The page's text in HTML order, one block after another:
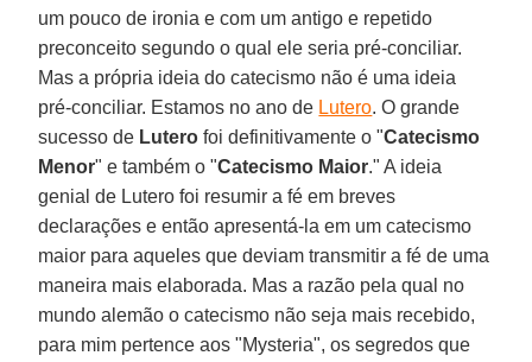
um pouco de ironia e com um antigo e repetido
preconceito segundo o qual ele seria pré-conciliar.
Mas a própria ideia do catecismo não é uma ideia
pré-conciliar. Estamos no ano de Lutero. O grande
sucesso de Lutero foi definitivamente o "Catecismo
Menor" e também o "Catecismo Maior." A ideia
genial de Lutero foi resumir a fé em breves
declarações e então apresentá-la em um catecismo
maior para aqueles que deviam transmitir a fé de uma
maneira mais elaborada. Mas a razão pela qual no
mundo alemão o catecismo não seja mais recebido,
para mim pertence aos "Mysteria", os segredos que